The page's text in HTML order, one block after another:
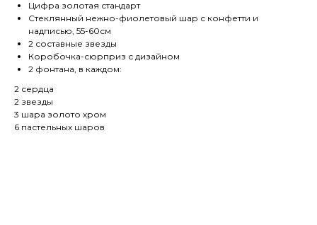
Цифра золотая стандарт
Стеклянный нежно-фиолетовый шар с конфетти и
надписью, 55-60см
2 составные звезды
Коробочка-сюрприз с дизайном
2 фонтана, в каждом:
2 сердца
2 звезды
3 шара золото хром
6 пастельных шаров